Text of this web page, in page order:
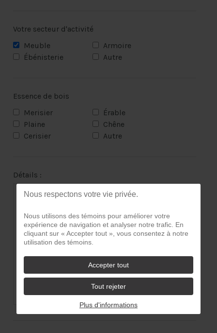
Votre secteur d'activité
Meuble
Armoire
Ébénisterie
Autre
Essence de bois
Merisier
Érable
Plaine
Chêne
Cerisier
Autre
Détails :
Nous respectons votre vie privée.
Nous utilisons des témoins pour améliorer votre
expérience de navigation et analyser notre trafic. En
cliquant sur « Accepter tout », vous consentez à notre
utilisation des témoins.
Accepter tout
Tout rejeter
Plus d'informations